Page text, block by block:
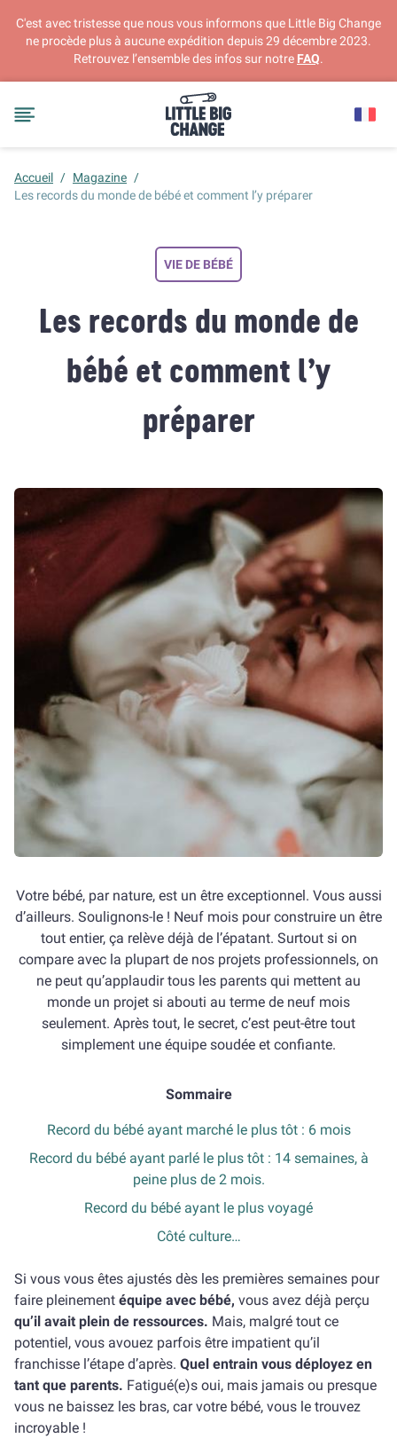
C'est avec tristesse que nous vous informons que Little Big Change
ne procède plus à aucune expédition depuis 29 décembre 2023.
Retrouvez l’ensemble des infos sur notre FAQ.
Accueil / Magazine /
Les records du monde de bébé et comment l’y préparer
VIE DE BÉBÉ
Les records du monde de
bébé et comment l’y
préparer
Votre bébé, par nature, est un être exceptionnel. Vous aussi
d’ailleurs. Soulignons-le ! Neuf mois pour construire un être
tout entier, ça relève déjà de l’épatant. Surtout si on
compare avec la plupart de nos projets professionnels, on
ne peut qu’applaudir tous les parents qui mettent au
monde un projet si abouti au terme de neuf mois
seulement. Après tout, le secret, c’est peut-être tout
simplement une équipe soudée et confiante.
Sommaire
Record du bébé ayant marché le plus tôt : 6 mois
Record du bébé ayant parlé le plus tôt : 14 semaines, à
peine plus de 2 mois.
Record du bébé ayant le plus voyagé
Côté culture…
Si vous vous êtes ajustés dès les premières semaines pour
faire pleinement équipe avec bébé, vous avez déjà perçu
qu’il avait plein de ressources. Mais, malgré tout ce
potentiel, vous avouez parfois être impatient qu’il
franchisse l’étape d’après. Quel entrain vous déployez en
tant que parents. Fatigué(e)s oui, mais jamais ou presque
vous ne baissez les bras, car votre bébé, vous le trouvez
incroyable !